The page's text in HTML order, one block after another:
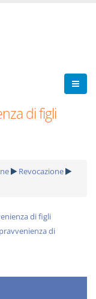
di figli
Revocazione
di figli
di